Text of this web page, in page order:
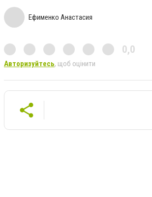
Ефименко Анастасия
0,0
Авторизуйтесь, щоб оцінити